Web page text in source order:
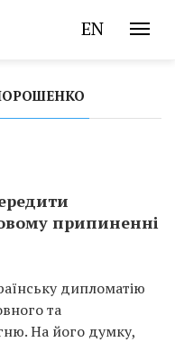
EN
припиненні
дипломатію
та
На його думку,